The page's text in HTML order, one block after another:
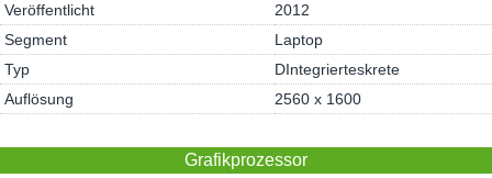
Veröffentlicht
2012
Segment
Laptop
Typ
DIntegrierteskrete
Auflösung
2560 x 1600
Grafikprozessor